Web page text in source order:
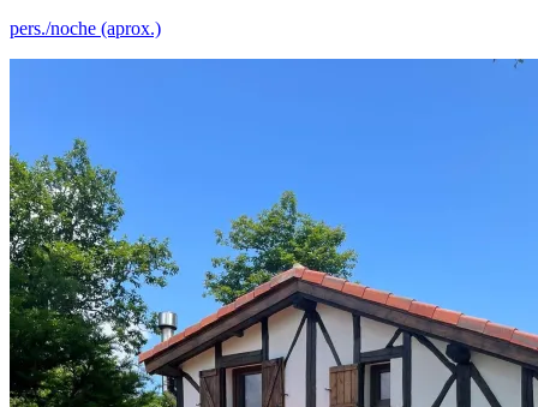
pers./noche (aprox.)